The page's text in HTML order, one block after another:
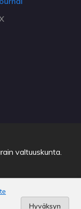
Hyväksyn
valtuuskunta